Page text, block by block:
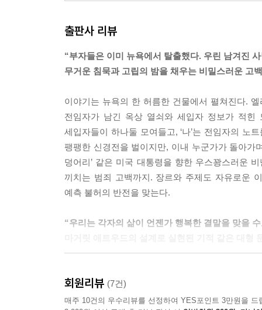
출판사 리뷰
“부자들은 이미 뉴욕에서 탈출했다. 우린 남겨진
무거운 침묵과 고립의 밤을 채우는 비밀스러운 고
이야기는 뉴욕의 한 허름한 건물에서 펼쳐진다.
전임자가 남긴 옥상 열쇠와 세입자 정보가 적
세입자들이 하나둘 모여들고, ‘나’는 전임자의 노
팽팽한 신경전을 벌이지만, 이내 누군가가 돌아가
덩어리’ 같은 미국 대통령을 향한 우스꽝스러운
끼치는 범죄 고백까지. 장르와 주제도 자유로운
예측 불허의 반전을 맞는다.
“우리는 각자의 삶이 언젠가 행복한 결말을 맞을
장르와 분야를 넘나드는 이야기가 단 하나의 서
현대문학의 거장 마거릿 애트우드와 다수의 소
회원리뷰 (7건)
매주 10건의 우수리뷰를 선정하여 YES포인트 3만원을 드